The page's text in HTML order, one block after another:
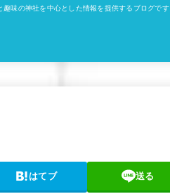
味の神社を中心とした情報を提供するブログです
はてブ 送る